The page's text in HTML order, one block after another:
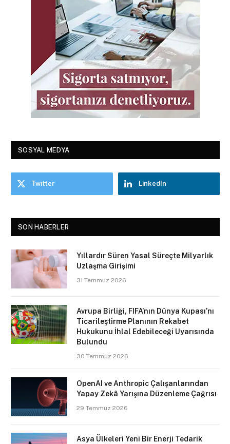
SOSYAL MEDYA
Twitter LinkedIn
SON HABERLER
Yıllardır Süren Yasal Süreçte Milyarlık
Uzlaşma Girişimi
31 Temmuz 2026
Avrupa Birliği, FIFA’nın Dünya Kupası’nı
Ticarileştirme Planının Rekabet
Hukukunu İhlal Edebileceği Uyarısında
Bulundu
30 Temmuz 2026
OpenAI ve Anthropic Çalışanlarından
Yapay Zekâ Yarışına Düzenleme Çağrısı
29 Temmuz 2026
Asya Ülkeleri Yeni Bir Enerji Tedarik